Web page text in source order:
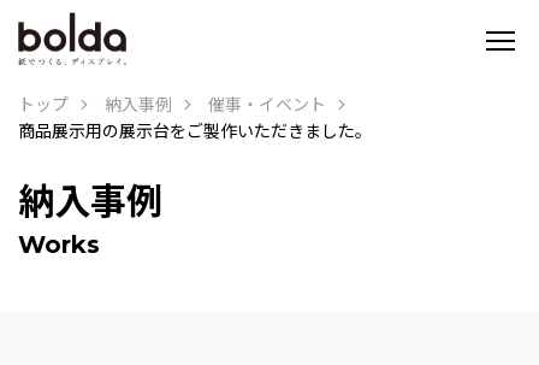
トップ 納入事例
催事・イベント
商品展示用の展示台をご製作いただきました。
納入事例
Works